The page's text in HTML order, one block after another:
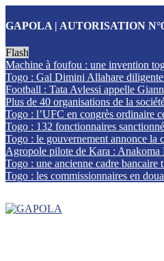
GAPOLA | AUTORISATION
Flash
Machine à foufou : une invention
Togo : Gal Dimini Allahare diligente
Football : Tata Avlessi appelle
Plus de 40 organisations de la
Togo : l’UFC en congrès ordinaire
Togo : 132 fonctionnaires
Togo : le gouvernement annonce la
Agropole pilote de Kara : Anakoma
Togo : une ancienne cadre bancaire
Togo : les commissionnaires en